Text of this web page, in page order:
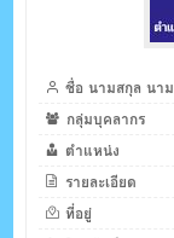
ชื่อ นามสกุล นา
กลุ่มบุคลากร
ตำแหน่ง
รายละเอียด
ที่อยู่